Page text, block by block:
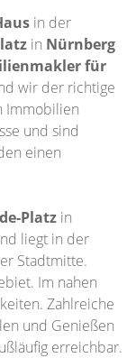
in der
in Nürnberg
für
wir der richtige
Immobilien
und sind
einen
Platz in
liegt in der
Stadtmitte.
Im nahen
Zahlreiche
und Genießen
erreichbar.